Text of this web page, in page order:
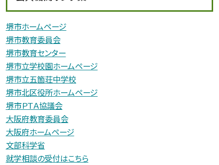
堺市ホームページ
堺市教育委員会
堺市教育センター
堺市立学校園ホームページ
堺市立五箇荘中学校
堺市北区役所ホームページ
堺市ＰＴＡ協議会
大阪府教育委員会
大阪府ホームページ
文部科学省
就学相談の受付はこちら